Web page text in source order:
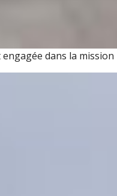
engagée dans la